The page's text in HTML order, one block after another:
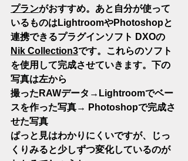
プランがおすすめ。あと自分が使って
いるものはLightroomやPhotoshopと
連携できるプラグインソフト DXOの
Nik Collection3です。これらのソフト
を使用して完成させていきます。下の
写真は左から
撮ったRAWデータ→Lightroomでベー
スを作った写真→ Photoshopで完成さ
せた写真
ぱっと見はわかりにくいですが、じっ
くりみると少しずつ変化しているのが